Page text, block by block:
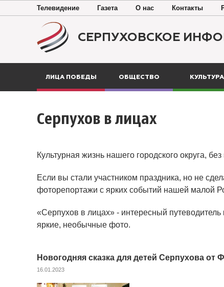
Телевидение Газета О нас Контакты
СЕРПУХОВСКОЕ
ЛИЦА ПОБЕДЫ ОБЩЕСТВО КУЛЬТУРА
Серпухов в лицах
Культурная жизнь нашего городского округа,
Если вы стали участником праздника, но не
фоторепортажи с ярких событий нашей малой
«Серпухов в лицах» - интересный
яркие, необычные фото.
Новогодняя сказка для детей Серпухова от
16.01.2023